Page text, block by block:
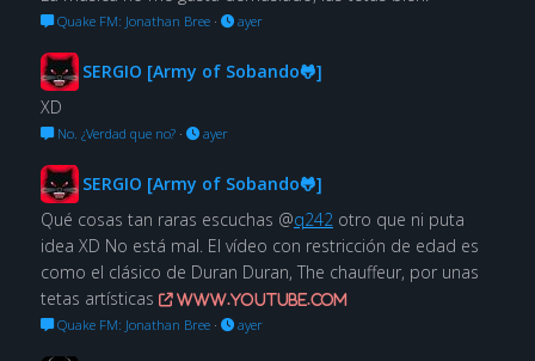
Quake FM: Jonathan Bree· ayer
SERGIO [Army of Sobando🐸]
XD
No. ¿Verdad que no?· ayer
SERGIO [Army of Sobando🐸]
Qué cosas tan raras escuchas @q242 otro que ni puta
idea XD No está mal. El vídeo con restricción de edad es
como el clásico de Duran Duran, The chauffeur, por unas
tetas artísticas
www.youtube.com
Quake FM: Jonathan Bree· ayer